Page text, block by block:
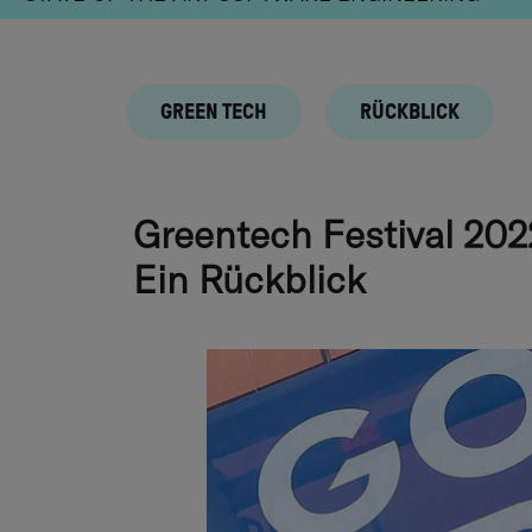
GREEN TECH RÜCKBLICK
Greentech Festival
Ein Rückblick